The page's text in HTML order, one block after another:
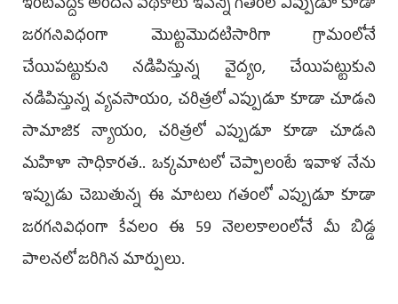
జరగనివిధంగా మొట్టమొదటిసారిగా గ్రామంలోనే
చేయిపట్టుకుని నడిపిస్తున్న వైద్యం, చేయిపట్టుకుని
నడిపిస్తున్న వ్యవసాయం, చరిత్రలో ఎప్పుడూ కూడా చూడని
సామాజిక న్యాయం, చరిత్రలో ఎప్పుడూ కూడా చూడని
మహిళా సాధికారత.. ఒక్కమాటలో చెప్పాలంటే ఇవాళ నేను
ఇప్పుడు చెబుతున్న ఈ మాటలు గతంలో ఎప్పుడూ కూడా
జరగనివిధంగా కేవలం ఈ 59 నెలలకాలంలోనే మీ బిడ్డ
పాలనలో జరిగిన మార్పులు.